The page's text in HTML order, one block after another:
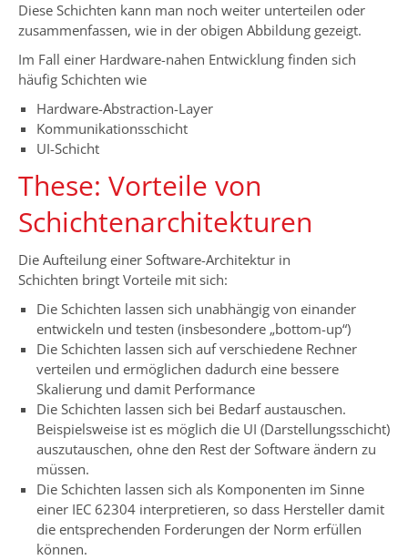
Diese Schichten kann man noch weiter unterteilen oder
zusammenfassen, wie in der obigen Abbildung gezeigt.
Im Fall einer Hardware-nahen Entwicklung finden sich
häufig Schichten wie
Hardware-Abstraction-Layer
Kommunikationsschicht
UI-Schicht
These: Vorteile von
Schichtenarchitekturen
Die Aufteilung einer Software-Architektur in
Schichten bringt Vorteile mit sich:
Die Schichten lassen sich unabhängig von einander
entwickeln und testen (insbesondere „bottom-up“)
Die Schichten lassen sich auf verschiedene Rechner
verteilen und ermöglichen dadurch eine bessere
Skalierung und damit Performance
Die Schichten lassen sich bei Bedarf austauschen.
Beispielsweise ist es möglich die UI (Darstellungsschicht)
auszutauschen, ohne den Rest der Software ändern zu
müssen.
Die Schichten lassen sich als Komponenten im Sinne
einer IEC 62304 interpretieren, so dass Hersteller damit
die entsprechenden Forderungen der Norm erfüllen
können.